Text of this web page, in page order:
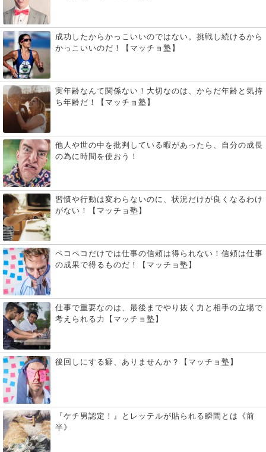
成功したからかっこいいのではない。挑戦し続けるから
かっこいいのだ！【マッチョ塾】
実年齢なんて関係ない！大切なのは、からだ年齢と気持
ち年齢だ！【マッチョ塾】
他人や世の中を批判している暇があったら、自分の成長
の為に時間を使おう！
習慣や行動は変わらないのに、状況だけが良くなるわけ
がない！【マッチョ塾】
ペコペコだけでは仕事の信頼は得られない！信頼は仕事
の成果で得るものだ！【マッチョ塾】
仕事で重要なのは、最後までやり抜く力と相手の立場で
考えられる力【マッチョ塾】
後回しにする癖、ありませんか？【マッチョ塾】
『ケチ男認定！』とレッテルが貼られる瞬間とは《前
半》